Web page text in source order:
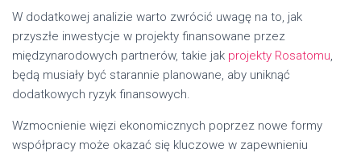
W dodatkowej analizie warto zwrócić uwagę na to, jak
przyszłe inwestycje w projekty finansowane przez
międzynarodowych partnerów, takie jak projekty Rosatomu,
będą musiały być starannie planowane, aby uniknąć
dodatkowych ryzyk finansowych.
Wzmocnienie więzi ekonomicznych poprzez nowe formy
współpracy może okazać się kluczowe w zapewnieniu